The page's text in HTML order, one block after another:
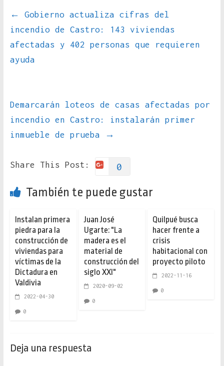
←
Gobierno actualiza cifras del
incendio de Castro: 143 viviendas
afectadas y 402 personas que requieren
ayuda
Demarcarán loteos de casas afectadas por
incendio en Castro: instalarán primer
inmueble de prueba
→
Share This Post: 0
También te puede gustar
Instalan primera
piedra para la
construcción de
viviendas para
víctimas de la
Dictadura en
Valdivia
2022-04-30
0
Juan José
Ugarte: "La
madera es el
material de
construcción del
siglo XXI"
2020-09-02
0
Quilpué busca
hacer frente a
crisis
habitacional con
proyecto piloto
2022-11-16
0
Deja una respuesta